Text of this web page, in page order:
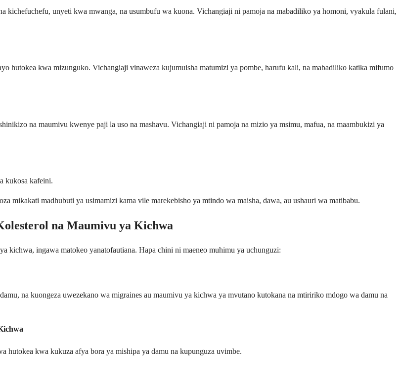
kichefuchefu, unyeti kwa mwanga, na usumbufu wa kuona. Vichangiaji ni pamoja na mabadiliko ya homoni, vyakula fulani,
hutokea kwa mizunguko. Vichangiaji vinaweza kujumuisha matumizi ya pombe, harufu kali, na mabadiliko katika mifumo
na maumivu kwenye paji la uso na mashavu. Vichangiaji ni pamoja na mizio ya msimu, mafua, na maambukizi ya
kukosa kafeini.
mikakati madhubuti ya usimamizi kama vile marekebisho ya mtindo wa maisha, dawa, au ushauri wa matibabu.
na Maumivu ya Kichwa
kichwa, ingawa matokeo yanatofautiana. Hapa chini ni maeneo muhimu ya uchunguzi:
na kuongeza uwezekano wa migraines au maumivu ya kichwa ya mvutano kutokana na mtiririko mdogo wa damu na
kwa kukuza afya bora ya mishipa ya damu na kupunguza uvimbe.